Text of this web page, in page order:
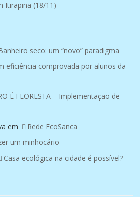
Itirapina (18/11)
seco: um “novo” paradigma
eficiência comprovada por alunos da
É FLORESTA – Implementação de
em
Rede EcoSanca
um minhocário
Casa ecológica na cidade é possível?